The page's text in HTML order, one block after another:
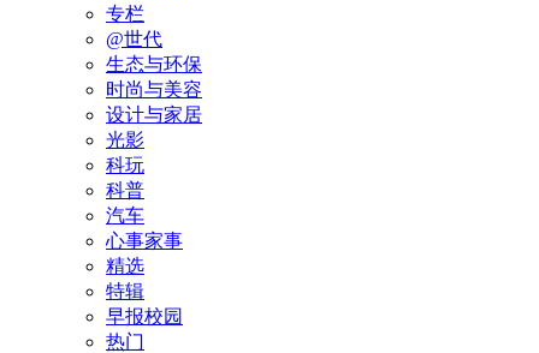
专栏
@世代
生态与环保
时尚与美容
设计与家居
光影
科玩
科普
汽车
心事家事
精选
特辑
早报校园
热门